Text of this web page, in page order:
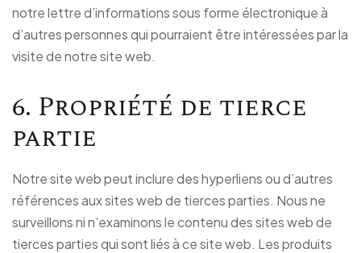
notre lettre d’informations sous forme électronique à
d’autres personnes qui pourraient être intéressées par la
visite de notre site web.
6. Propriété de tierce
partie
Notre site web peut inclure des hyperliens ou d’autres
références aux sites web de tierces parties. Nous ne
surveillons ni n’examinons le contenu des sites web de
tierces parties qui sont liés à ce site web. Les produits